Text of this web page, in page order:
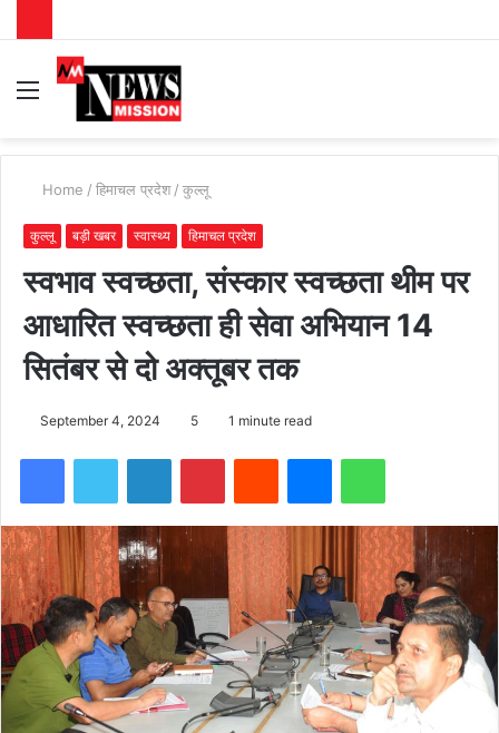
Menu
Home / हिमाचल प्रदेश / कुल्लू
कुल्लू बड़ी खबर स्वास्थ्य हिमाचल प्रदेश
स्वभाव स्वच्छता, संस्कार स्वच्छता थीम पर
आधारित स्वच्छता ही सेवा अभियान 14
सितंबर से दो अक्तूबर तक
September 4, 2024 5 1 minute read